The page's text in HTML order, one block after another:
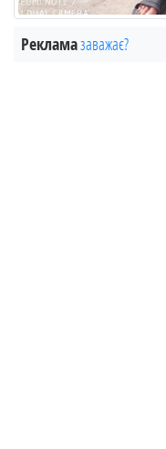
Рекламазаважає?